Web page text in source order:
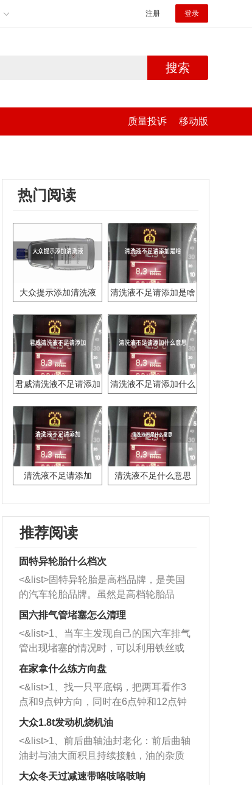
注册 登录
搜索
质量投诉 移动版
热门阅读
大众提示添加清洗液 清洗液不足请添加是啥
君威清洗液不足请添加
清洗液不足请添加什么
清洗液不足请添加 清洗液不足什么意思
推荐阅读
固特异轮胎什么档次
<&list>固特异轮胎是高档品牌，是美国
的汽车轮胎品牌。虽然是高档轮胎品
牌，但是中高低端的轮胎都有生产，这
也是为了更好的开拓市场。
国六排气管堵塞怎么清理
<&list>1、当车主发现自己的国六车排气
管出现堵塞的情况时，可以利用铁丝或
者是细棍，直接将杂物给取出来，如果
堵塞情况比较严重，也可以采取应急措
施。 <&list>2、直接利用木棍将所有的
杂物推到排气管里面的位置处，然后将
三元催化器拆解开，就可以将堵塞的东
西取出来。但如果是因为积碳过多引起
的堵塞，就需要将三元催化器泡在草酸
洗剂对堵塞的情况得到解决，将清洗剂
在家拿什么练方向盘
<&list>1、找一只平底锅，把两耳看作3
点和9点钟方向，同时在6点钟和12点钟
方向做一个标记。 <&list>2、双手握住
一圈半的练习，往右同样也要打相同的
圈数。 <&list>3、最后强调要反复练
习，这样就可以形成肌肉记忆，在真实
大众1.8t发动机烧机油
<&list>1、前后曲轴油封老化：前后曲轴
油封与油大面积且持续接触，油的杂质
和发动机内持续温度变化使其密封效果
大众冬天过减速带咯吱咯吱响